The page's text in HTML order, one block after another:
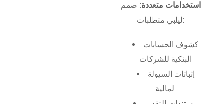
استخدامات متعددة: صمم
ليلبي متطلبات:
كشوف الحسابات
البنكية للشركات
إثباتات السيولة
المالية